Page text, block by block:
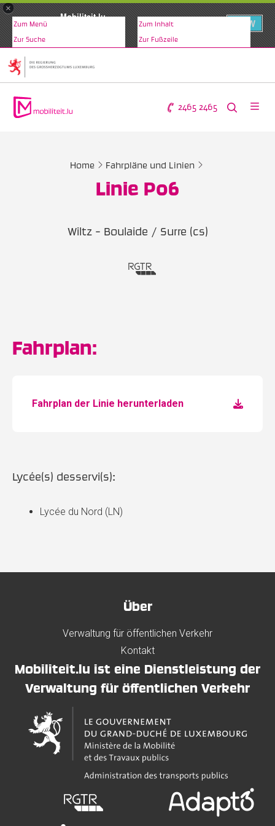
×
Mobiliteit.lu
VIEW
Zum Menü Zum Inhalt
Zur Suche Zur Fußzeile
2465 2465
Home Fahrpläne und Linien
Linie P06
Wiltz - Boulaide / Surre (cs)
Fahrplan:
Fahrplan der Linie herunterladen
Lycée(s) desservi(s):
Lycée du Nord (LN)
Über
Verwaltung für öffentlichen Verkehr
Kontakt
Mobiliteit.lu ist eine Dienstleistung der
Verwaltung für öffentlichen Verkehr